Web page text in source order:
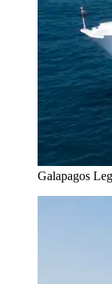
Galapagos